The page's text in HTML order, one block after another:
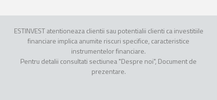
ESTINVEST atentioneaza clientii sau potentialii clienti ca investitiile
financiare implica anumite riscuri specifice, caracteristice
instrumentelor financiare.
Pentru detalii consultati sectiunea "Despre noi", Document de
prezentare.